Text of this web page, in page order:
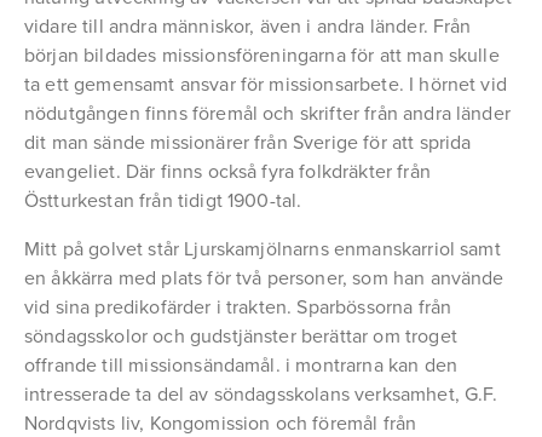
vidare till andra människor, även i andra länder. Från
början bildades missionsföreningarna för att man skulle
ta ett gemensamt ansvar för missionsarbete. I hörnet vid
nödutgången finns föremål och skrifter från andra länder
dit man sände missionärer från Sverige för att sprida
evangeliet. Där finns också fyra folkdräkter från
Östturkestan från tidigt 1900-tal.
Mitt på golvet står Ljurskamjölnarns enmanskarriol samt
en åkkärra med plats för två personer, som han använde
vid sina predikofärder i trakten. Sparbössorna från
söndagsskolor och gudstjänster berättar om troget
offrande till missionsändamål. i montrarna kan den
intresserade ta del av söndagsskolans verksamhet, G.F.
Nordqvists liv, Kongomission och föremål från